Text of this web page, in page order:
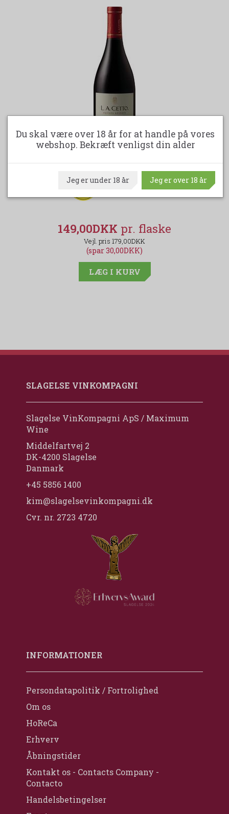
-16%
LA CETTO PRIVATE RESERVE - NEBBIOLO
149,00DKK
179,00DKK
(spar 30,00DKK)
LÆG I KURV
SLAGELSE VINKOMPAGNI
Slagelse VinKompagni ApS / Maximum
Wine
Middelfartvej 2
DK-4200 Slagelse
Danmark
+45 5856 1400
kim@slagelsevinkompagni.dk
Cvr. nr. 2723 4720
INFORMATIONER
Persondatapolitik / Fortrolighed
Om os
HoReCa
Erhverv
Åbningstider
Kontakt os - Contacts Company -
Contacto
Handelsbetingelser
Du skal være over 18 år for at handle på vores
webshop. Bekræft venligst din alder
Jeg er under 18 år Jeg er over 18 år